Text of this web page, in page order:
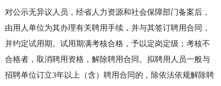
对公示无异议人员，经省人力资源和社会保障部门备案后，
由用人单位为其办理有关聘用手续，并与其签订聘用合同，
并约定试用期。试用期满考核合格，予以定岗定级；考核不
合格者，取消聘用资格，解除聘用合同。拟聘用人员一般与
招聘单位订立3年以上（含）聘用合同的，除依法依规解除聘